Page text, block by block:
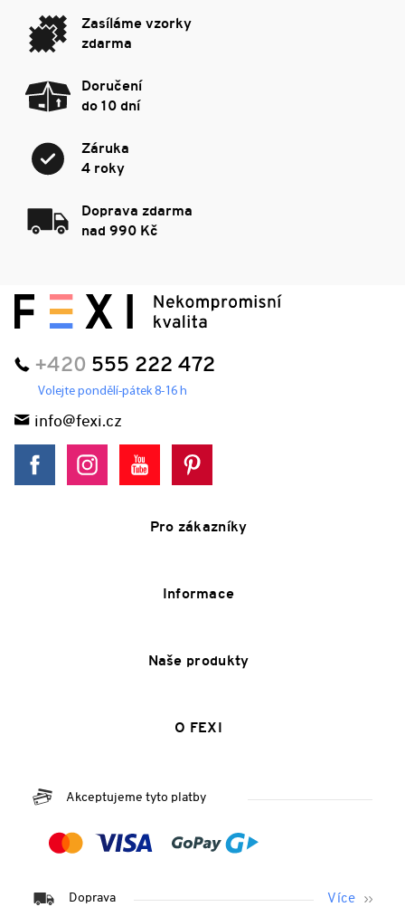
Zasíláme vzorky
zdarma
Doručení
do 10 dní
Záruka
4 roky
Doprava zdarma
nad 990 Kč
+420 555 222 472
Volejte pondělí-pátek 8-16 h
info@fexi.cz
Pro zákazníky
Informace
Naše produkty
O FEXI
Akceptujeme tyto platby
Doprava